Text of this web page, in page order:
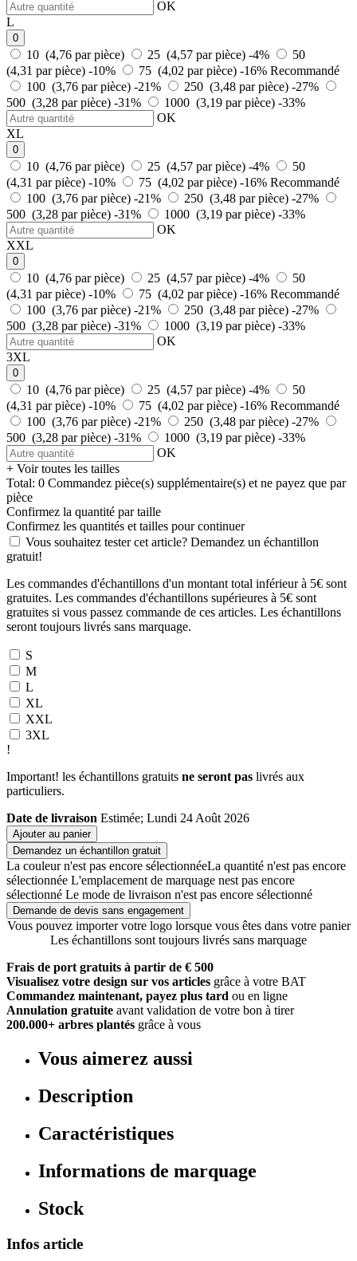
OK
L
0
10 (4,76 par pièce) 25 (4,57 par pièce) -4%
50
(4,31 par pièce) -10% 75 (4,02 par pièce) -16% Recommandé
100 (3,76 par pièce) -21% 250 (3,48 par pièce) -27%
500 (3,28 par pièce) -31% 1000 (3,19 par pièce) -33%
OK
XL
0
10 (4,76 par pièce) 25 (4,57 par pièce) -4%
50
(4,31 par pièce) -10% 75 (4,02 par pièce) -16% Recommandé
100 (3,76 par pièce) -21% 250 (3,48 par pièce) -27%
500 (3,28 par pièce) -31% 1000 (3,19 par pièce) -33%
OK
XXL
0
10 (4,76 par pièce) 25 (4,57 par pièce) -4%
50
(4,31 par pièce) -10% 75 (4,02 par pièce) -16% Recommandé
100 (3,76 par pièce) -21% 250 (3,48 par pièce) -27%
500 (3,28 par pièce) -31% 1000 (3,19 par pièce) -33%
OK
3XL
0
10 (4,76 par pièce) 25 (4,57 par pièce) -4%
50
(4,31 par pièce) -10% 75 (4,02 par pièce) -16% Recommandé
100 (3,76 par pièce) -21% 250 (3,48 par pièce) -27%
500 (3,28 par pièce) -31% 1000 (3,19 par pièce) -33%
OK
+ Voir toutes les tailles
Total: 0 Commandez pièce(s) supplémentaire(s) et ne payez que par
pièce
Confirmez la quantité par taille
Confirmez les quantités et tailles pour continuer
Vous souhaitez tester cet article? Demandez un échantillon
gratuit!
Les commandes d'échantillons d'un montant total inférieur à 5€ sont
gratuites. Les commandes d'échantillons supérieures à 5€ sont
gratuites si vous passez commande de ces articles. Les échantillons
seront toujours livrés sans marquage.
S
M
L
XL
XXL
3XL
!
Important! les échantillons gratuits ne seront pas livrés aux
particuliers.
Date de livraison Estimée; Lundi 24 Août 2026
Ajouter au panier
Demandez un échantillon gratuit
La couleur n'est pas encore sélectionnéeLa quantité n'est pas encore
sélectionnée L'emplacement de marquage nest pas encore
sélectionné Le mode de livraison n'est pas encore sélectionné
Demande de devis sans engagement
Vous pouvez importer votre logo lorsque vous êtes dans votre panier
Les échantillons sont toujours livrés sans marquage
Frais de port gratuits à partir de € 500
Visualisez votre design sur vos articles grâce à votre BAT
Commandez maintenant, payez plus tard ou en ligne
Annulation gratuite avant validation de votre bon à tirer
200.000+ arbres plantés grâce à vous
Vous aimerez aussi
Description
Caractéristiques
Informations de marquage
Stock
Infos article